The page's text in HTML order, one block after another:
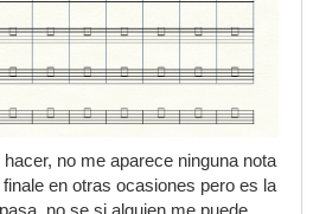
no me aparece ninguna nota
en otras ocasiones pero es la